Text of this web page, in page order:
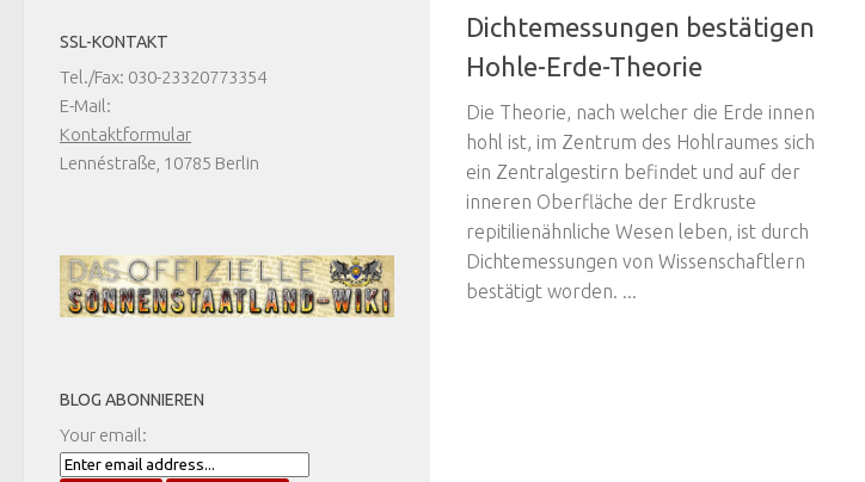
Dichtemessungen bestätigen
Hohle-Erde-Theorie
Die Theorie, nach welcher die Erde innen
hohl ist, im Zentrum des Hohlraumes sich
ein Zentralgestirn befindet und auf der
inneren Oberfläche der Erdkruste
repitilienähnliche Wesen leben, ist durch
Dichtemessungen von Wissenschaftlern
bestätigt worden. ...
SSL-KONTAKT
Tel./Fax: 030-23320773354
E-Mail:
Kontaktformular
Lennéstraße, 10785 Berlin
BLOG ABONNIEREN
Your email: